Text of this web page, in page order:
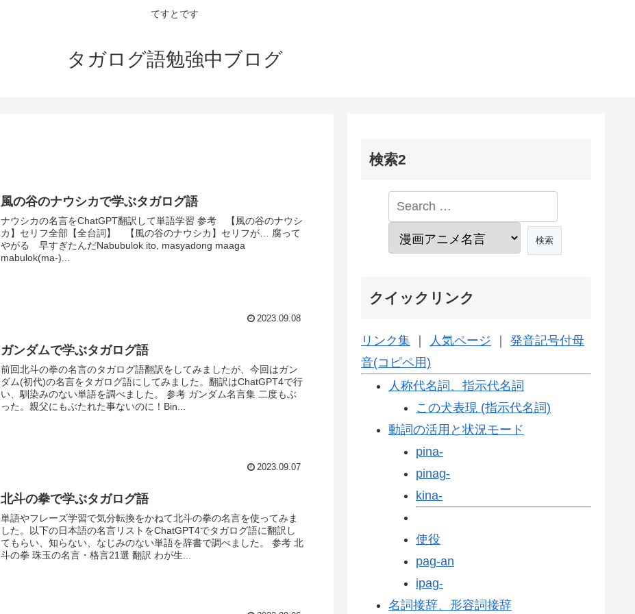
てすとです
タガログ語勉強中ブログ
風の谷のナウシカで学ぶタガログ語
ナウシカの名言をChatGPT翻訳して単語学習 参考 【風の谷のナウシ
カ】セリフ全部【全台詞】 【風の谷のナウシカ】セリフが… 腐って
やがる 早すぎたんだNabubulok ito, masyadong maaga
mabulok(ma-)...
2023.09.08
ガンダムで学ぶタガログ語
前回北斗の拳の名言のタガログ語翻訳をしてみましたが、今回はガン
ダム(初代)の名言をタガログ語にしてみました。翻訳はChatGPT4で行
い、馴染みのない単語を調べました。 参考 ガンダム名言集 二度もぶ
った。親父にもぶたれた事ないのに！Bin...
2023.09.07
北斗の拳で学ぶタガログ語
単語やフレーズ学習で気分転換をかねて北斗の拳の名言を使ってみま
した。以下の日本語の名言リストをChatGPT4でタガログ語に翻訳し
てもらい、知らない、なじみのない単語を辞書で調べました。 参考 北
斗の拳 珠玉の名言・格言21選 翻訳 わが生...
検索2
クイックリンク
リンク集 人気ページ
発音記号付母
音(コピペ用)
人称代名詞、指示代名詞
この犬表現 (指示代名詞)
動詞の活用と状況モード
pina-
pinag-
kina-
使役
pag-an
ipag-
名詞接辞、形容詞接辞